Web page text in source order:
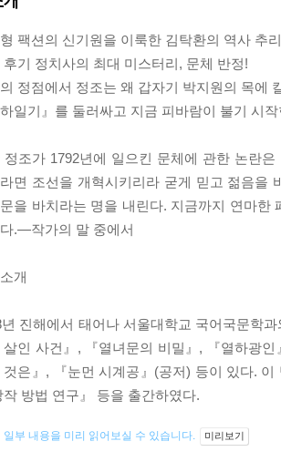
팩션의 신기원을 이룩한 김탁환의 역사 추
후기 정치사의 최대 미스터리, 문체 반정!
정점에서 정조는 왜 갑자기 박지원의 목에
하일기』를 둘러싸고 지금 피바람이 불기 시
정조가 1792년에 일으킨 문체에 관한 논란
면 조선을 개혁시키리라 굳게 믿고 젊음을
을 바치라는 명을 내린다. 지금까지 연마
.―작가의 말 중에서
개
년 진해에서 태어나 서울대학교 국어국문학
살인 사건』, 『열녀문의 비밀』, 『열하광
것은』, 『눈먼 시계공』(공저) 등이 있다.
작 방법 연구』 등을 출간하였다.
일부 내용을 미리 읽어보실 수 있습니다. 미리보기